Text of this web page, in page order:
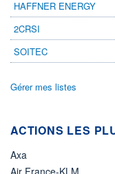
Boursobank
HAFFNER ENERGY
2CRSI
SOITEC
Gérer mes listes
ACTIONS LES
Axa
Air France-KLM